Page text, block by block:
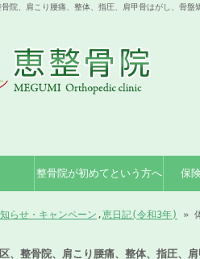
院、肩こり腰痛、整体、指圧、肩甲骨はがし、骨
整骨院が初めてという方へ 保
らせ・キャンペーン ,恵日記(令和3年) »
整骨院、肩こり腰痛、整体、指圧、